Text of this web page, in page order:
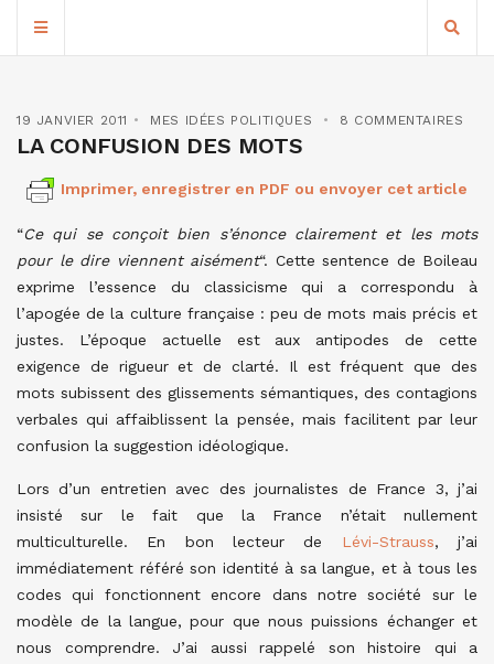
19 JANVIER 2011 MES IDÉES POLITIQUES 8 COMMENTAIRES
LA CONFUSION DES MOTS
Imprimer, enregistrer en PDF ou envoyer cet article
“Ce qui se conçoit bien s’énonce clairement et les mots
pour le dire viennent aisément“. Cette sentence de Boileau
exprime l’essence du classicisme qui a correspondu à
l’apogée de la culture française : peu de mots mais précis et
justes. L’époque actuelle est aux antipodes de cette
exigence de rigueur et de clarté. Il est fréquent que des
mots subissent des glissements sémantiques, des contagions
verbales qui affaiblissent la pensée, mais facilitent par leur
confusion la suggestion idéologique.
Lors d’un entretien avec des journalistes de France 3, j’ai
insisté sur le fait que la France n’était nullement
multiculturelle. En bon lecteur de Lévi-Strauss, j’ai
immédiatement référé son identité à sa langue, et à tous les
codes qui fonctionnent encore dans notre société sur le
modèle de la langue, pour que nous puissions échanger et
nous comprendre. J’ai aussi rappelé son histoire qui a